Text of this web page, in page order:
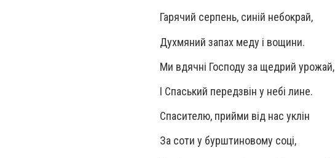
Гарячий серпень, синій небокрай,
Духмяний запах меду і вощини.
Ми вдячні Господу за щедрий урожай,
І Спаський передзвін у небі лине.
Спасителю, прийми від нас уклін
За соти у бурштиновому соці,